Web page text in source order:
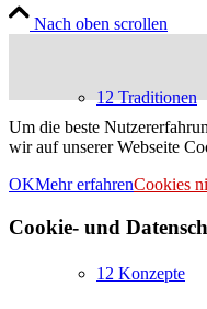
12 Traditionen
12 Konzepte
Nach oben scrollen
Um die beste
wir auf unserer Webseite
OKMehr erfahrenCookies
Cookie- und